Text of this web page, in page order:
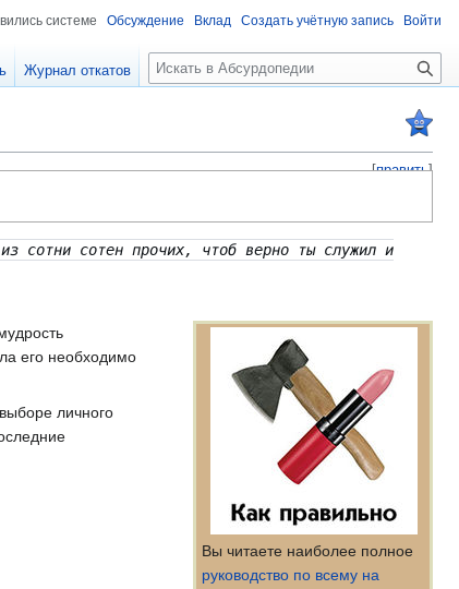
[править]
сотни сотен прочих, чтоб верно ты служил и
Вы читаете наиболее полное
руководство по всему на
его необходимо
личного
системе Обсуждение Вклад Создать учётную запись Войти
Журнал откатов
П
о
к